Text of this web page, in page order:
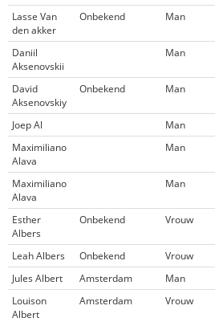
Lasse Van
den akker
Onbekend Man
Daniil
Aksenovskii
Man
David
Aksenovskiy
Onbekend Man
Joep Al Man
Maximiliano
Alava
Man
Maximiliano
Alava
Man
Esther
Albers
Onbekend Vrouw
Leah Albers Onbekend Vrouw
Jules Albert
Amsterdam Man
Louison
Albert
Amsterdam Vrouw